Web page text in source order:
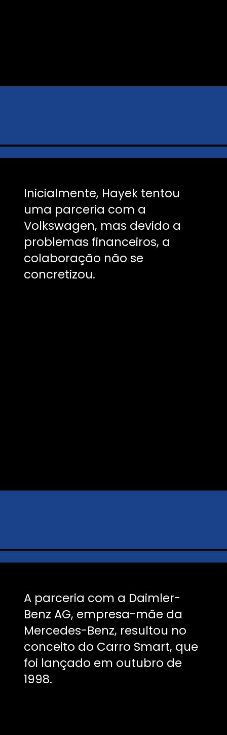
Inicialmente, Hayek tentou
uma parceria com a
Volkswagen, mas devido a
problemas financeiros, a
colaboração não se
concretizou.
A parceria com a Daimler-
Benz AG, empresa-mãe da
Mercedes-Benz, resultou no
conceito do Carro Smart, que
foi lançado em outubro de
1998.